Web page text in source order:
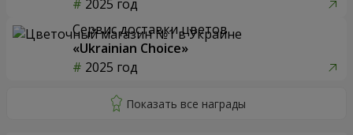
2025 год
Сервис доставки цветов
«Ukrainian Choice»
2025 год